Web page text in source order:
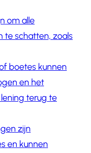
om alle
te schatten, zoals
boetes kunnen
en het
terug te
zijn
en kunnen